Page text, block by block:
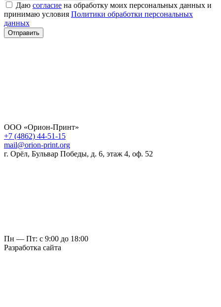
Даю согласие на обработку моих персональных данных и
принимаю условия Политики обработки персональных
данных
Отправить
ООО «Орион-Принт»
+7 (4862) 44-51-15
mail@orion-print.org
г. Орёл, Бульвар Победы, д. 6, этаж 4, оф. 52
Пн — Пт: с 9:00 до 18:00
Разработка сайта